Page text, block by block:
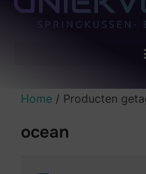
Home / Producten
ocean